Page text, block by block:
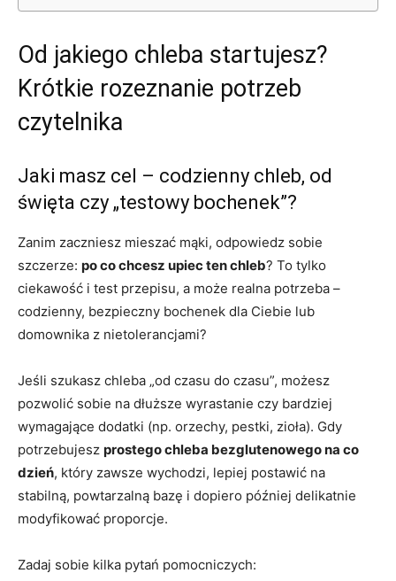
Od jakiego chleba startujesz?
Krótkie rozeznanie potrzeb
czytelnika
Jaki masz cel – codzienny chleb, od
święta czy „testowy bochenek”?
Zanim zaczniesz mieszać mąki, odpowiedz sobie
szczerze: po co chcesz upiec ten chleb? To tylko
ciekawość i test przepisu, a może realna potrzeba –
codzienny, bezpieczny bochenek dla Ciebie lub
domownika z nietolerancjami?
Jeśli szukasz chleba „od czasu do czasu”, możesz
pozwolić sobie na dłuższe wyrastanie czy bardziej
wymagające dodatki (np. orzechy, pestki, zioła). Gdy
potrzebujesz prostego chleba bezglutenowego na co
dzień, który zawsze wychodzi, lepiej postawić na
stabilną, powtarzalną bazę i dopiero później delikatnie
modyfikować proporcje.
Zadaj sobie kilka pytań pomocniczych: